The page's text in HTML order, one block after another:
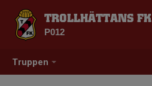
Truppen
TROLLHÄTTANS FK
P012